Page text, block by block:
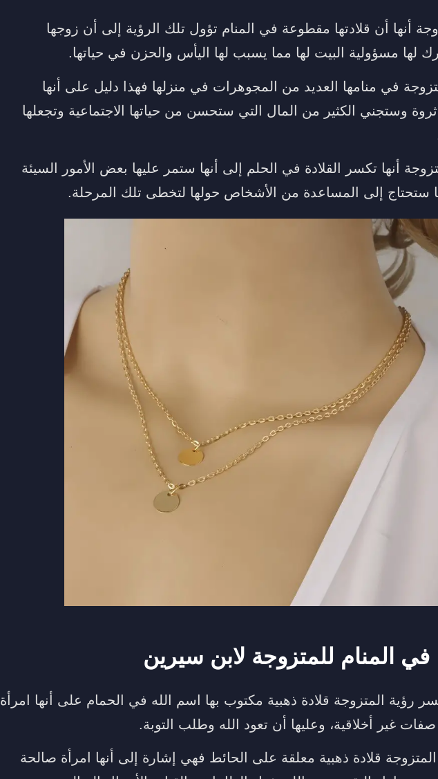
أنها أن قلادتها مقطوعة في المنام تؤول تلك الرؤية إلى أن زوجها
لها مسؤولية البيت لها مما يسبب لها اليأس والحزن في حياتها.
في منامها العديد من المجوهرات في منزلها فهذا دليل على أنها
وستجني الكثير من المال التي ستحسن من حياتها الاجتماعية وتجعلها
أنها تكسر القلادة في الحلم إلى أنها ستمر عليها بعض الأمور السيئة
ستحتاج إلى المساعدة من الأشخاص حولها لتخطى تلك المرحلة.
المنام للمتزوجة لابن سيرين
رؤية المتزوجة قلادة ذهبية مكتوب بها اسم الله في الحمام على أنها امرأة
غير أخلاقية، وعليها أن تعود الله وطلب التوبة.
قلادة ذهبية معلقة على الحائط فهي إشارة إلى أنها امرأة صالحة